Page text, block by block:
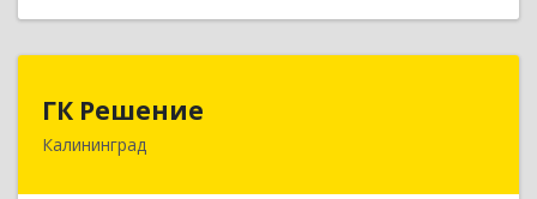
ГК Решение
Калининград
236038, Калининградская обл, Калининград г,